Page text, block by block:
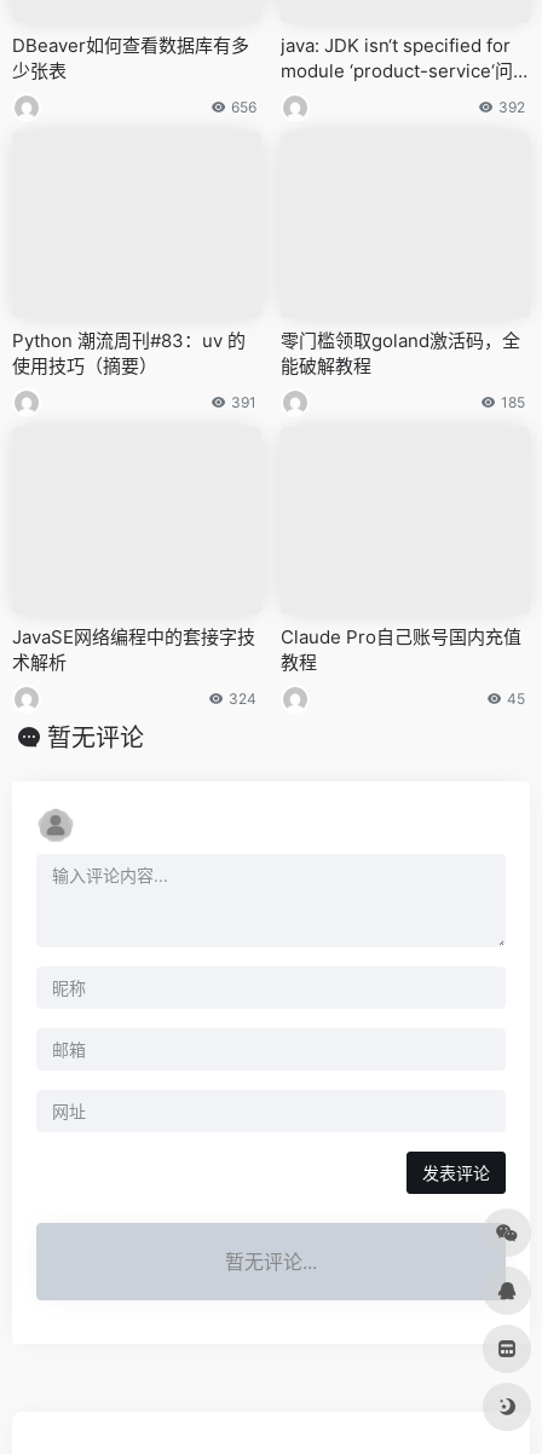
DBeaver如何查看数据库有多
少张表
656
java: JDK isn‘t specified for
module ‘product-service‘问
题解决
392
Python 潮流周刊#83：uv 的
使用技巧（摘要）
391
零门槛领取goland激活码，全
能破解教程
185
JavaSE网络编程中的套接字技
术解析
324
Claude Pro自己账号国内充值
教程
45
暂无评论
暂无评论...